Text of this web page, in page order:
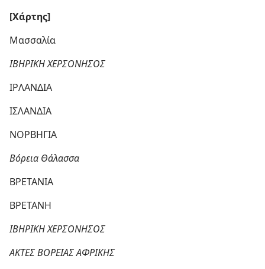
[Χάρτης]
Μασσαλία
ΙΒΗΡΙΚΗ ΧΕΡΣΟΝΗΣΟΣ
ΙΡΛΑΝΔΙΑ
ΙΣΛΑΝΔΙΑ
ΝΟΡΒΗΓΙΑ
Βόρεια Θάλασσα
ΒΡΕΤΑΝΙΑ
ΒΡΕΤΑΝΗ
ΙΒΗΡΙΚΗ ΧΕΡΣΟΝΗΣΟΣ
ΑΚΤΕΣ ΒΟΡΕΙΑΣ ΑΦΡΙΚΗΣ